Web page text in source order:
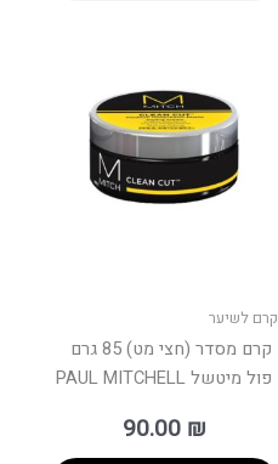
קרם לשיער
קרם מסדר (חצי מט) 85 גרם
פול מיטשל PAUL MITCHELL
90.00 ₪